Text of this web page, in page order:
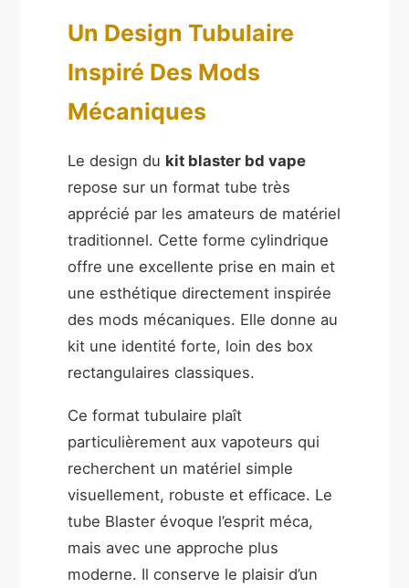
Un Design Tubulaire
Inspiré Des Mods
Mécaniques
Le design du kit blaster bd vape
repose sur un format tube très
apprécié par les amateurs de matériel
traditionnel. Cette forme cylindrique
offre une excellente prise en main et
une esthétique directement inspirée
des mods mécaniques. Elle donne au
kit une identité forte, loin des box
rectangulaires classiques.
Ce format tubulaire plaît
particulièrement aux vapoteurs qui
recherchent un matériel simple
visuellement, robuste et efficace. Le
tube Blaster évoque l’esprit méca,
mais avec une approche plus
moderne. Il conserve le plaisir d’un